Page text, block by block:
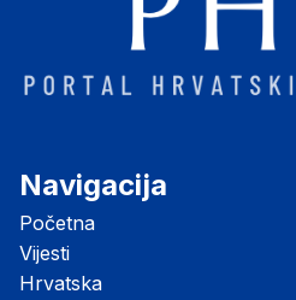
Navigacija
Početna
Vijesti
Hrvatska